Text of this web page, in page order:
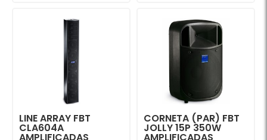
LINE ARRAY FBT
CLA604A
AMPLIFICADAS
CORNETA (PAR) FBT
JOLLY 15P 350W
AMPLIFICADAS